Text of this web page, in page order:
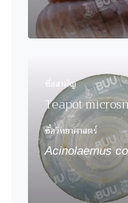
ชื่อสามัญ
Teapot
ชื่อวิทยาศาสตร์
Acinolaemus